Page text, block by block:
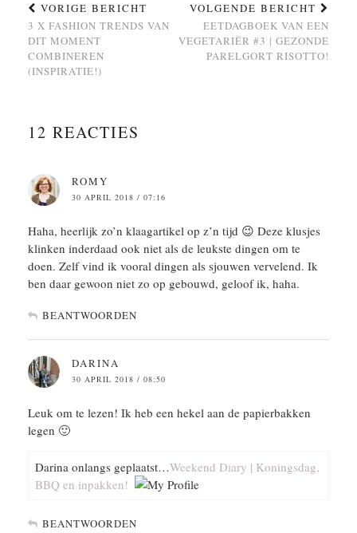
VORIGE BERICHT
3 X FASHION TRENDS VAN
DIT MOMENT
COMBINEREN
(INSPIRATIE!)
VOLGENDE BERICHT
EETDAGBOEK VAN EEN
VEGETARIËR #3 | GEZONDE
PARELGORT RISOTTO!
12 REACTIES
ROMY
30 APRIL 2018 / 07:16
Haha, heerlijk zo’n klaagartikel op z’n tijd 😉 Deze klusjes
klinken inderdaad ook niet als de leukste dingen om te
doen. Zelf vind ik vooral dingen als sjouwen vervelend. Ik
ben daar gewoon niet zo op gebouwd, geloof ik, haha.
BEANTWOORDEN
DARINA
30 APRIL 2018 / 08:50
Leuk om te lezen! Ik heb een hekel aan de papierbakken
legen 🙂
Darina onlangs geplaatst…Weekend Diary | Koningsdag,
BBQ en inpakken!
BEANTWOORDEN